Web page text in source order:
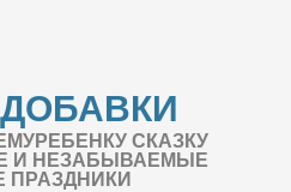
СКАЗКУ
И НЕЗАБЫВАЕМЫЕ
ПРАЗДНИКИ